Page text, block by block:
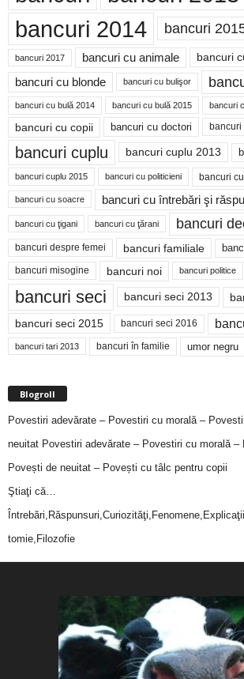
bancuri 2014 bancuri
bancuri 2017 bancuri cu animale bancuri
bancuri cu blonde bancuri cu bulişor
bancuri cu bulă 2014 bancuri cu bulă 2015 bancuri
bancuri cu copii bancuri cu doctori bancuri
bancuri cuplu bancuri cuplu 2013
bancuri cuplu 2015 bancuri cu politicieni bancuri
bancuri cu soacre bancuri cu întrebări şi
bancuri cu ţigani bancuri cu ţărani bancuri
bancuri despre femei bancuri familiale
bancuri misogine bancuri noi bancuri politice
bancuri seci bancuri seci 2013
bancuri seci 2015 bancuri seci 2016
bancuri tari 2013 bancuri în familie umor negru
Blogroll
Povestiri adevărate – Povestiri cu morală –
neuitat Povestiri adevărate – Povestiri cu morală
Povești de neuitat – Povești cu tâlc pentru copii
Ştiaţi că…
tomie,Filozofie